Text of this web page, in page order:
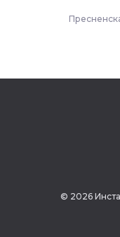
© 2026